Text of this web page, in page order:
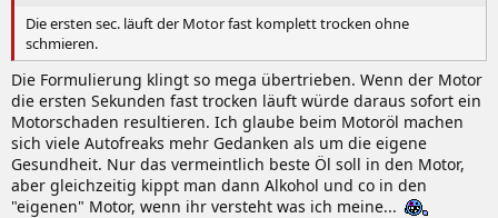
Die ersten sec. läuft der Motor fast komplett trocken ohne
schmieren.
Die Formulierung klingt so mega übertrieben. Wenn der Motor
die ersten Sekunden fast trocken läuft würde daraus sofort ein
Motorschaden resultieren. Ich glaube beim Motoröl machen
sich viele Autofreaks mehr Gedanken als um die eigene
Gesundheit. Nur das vermeintlich beste Öl soll in den Motor,
aber gleichzeitig kippt man dann Alkohol und co in den
"eigenen" Motor, wenn ihr versteht was ich meine...